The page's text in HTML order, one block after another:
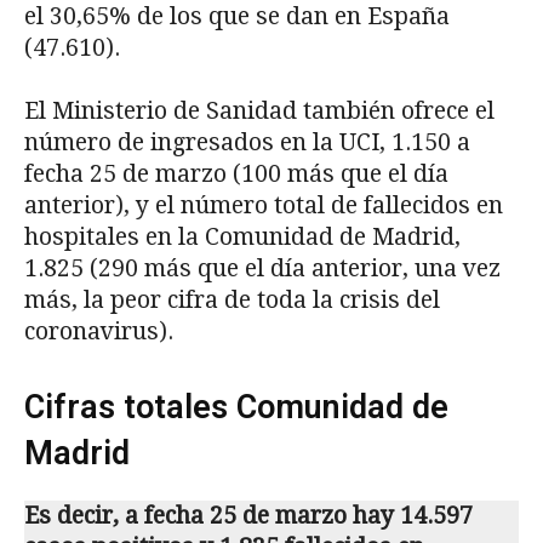
el 30,65% de los que se dan en España
(47.610).
El Ministerio de Sanidad también ofrece el
número de ingresados en la UCI, 1.150 a
fecha 25 de marzo (100 más que el día
anterior), y el número total de fallecidos en
hospitales en la Comunidad de Madrid,
1.825 (290 más que el día anterior, una vez
más, la peor cifra de toda la crisis del
coronavirus).
Cifras totales Comunidad de
Madrid
Es decir, a fecha 25 de marzo hay 14.597